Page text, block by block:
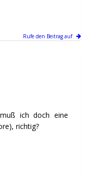
Rufe den Beitrag auf
ich doch eine
richtig?